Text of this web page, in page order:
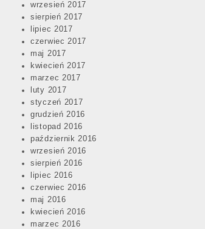
wrzesień 2017
sierpień 2017
lipiec 2017
czerwiec 2017
maj 2017
kwiecień 2017
marzec 2017
luty 2017
styczeń 2017
grudzień 2016
listopad 2016
październik 2016
wrzesień 2016
sierpień 2016
lipiec 2016
czerwiec 2016
maj 2016
kwiecień 2016
marzec 2016